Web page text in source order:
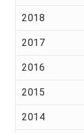
2018
2017
2016
2015
2014